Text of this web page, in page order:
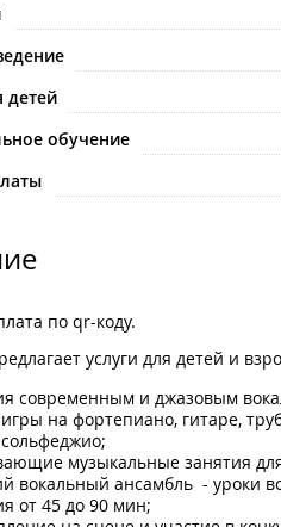
детей
обучение
по qr-коду.
услуги для детей и
современным и джазовым
на фортепиано, гитаре,
музыкальные занятия
вокальный ансамбль - уроки
от 45 до 90 мин;